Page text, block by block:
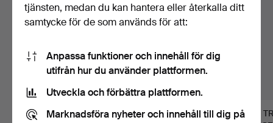
STOR KANNAKALE
BULGARI ROSENTHAL
328
tjänsten, medan du kan hantera eller återkalla ditt
samtycke för de som används för att:
Anpassa funktioner och innehåll för dig
utifrån hur du använder plattformen.
Utveckla och förbättra plattformen.
Marknadsföra nyheter och innehåll till dig på